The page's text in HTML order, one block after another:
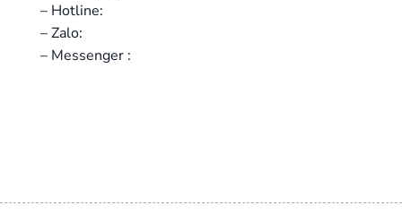
– Hotline:
– Zalo:
– Messenger :